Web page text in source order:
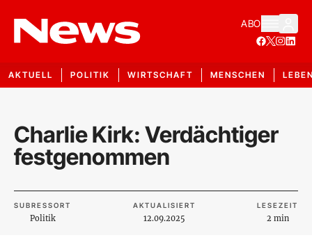
ABO
AKTUELL POLITIK WIRTSCHAFT MENSCHEN
Charlie Kirk: Verdächtiger
festgenommen
SUBRESSORT
Politik
AKTUALISIERT
12.09.2025
LESEZEIT
2 min